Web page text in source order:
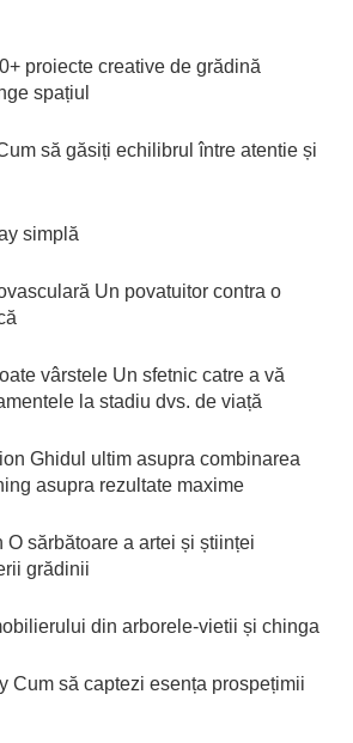
proiecte creative de grădină
spațiul
să găsiți echilibrul între atentie și
simplă
Un povatuitor contra o
vârstele Un sfetnic catre a vă
la stadiu dvs. de viață
Ghidul ultim asupra combinarea
asupra rezultate maxime
O sărbătoare a artei și științei
grădinii
din arborele-vietii și chinga
Cum să captezi esența prospețimii